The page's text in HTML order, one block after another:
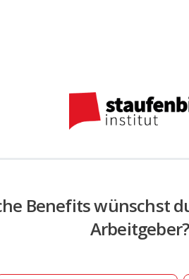
Benefits wünschst
Arbeitgeber?